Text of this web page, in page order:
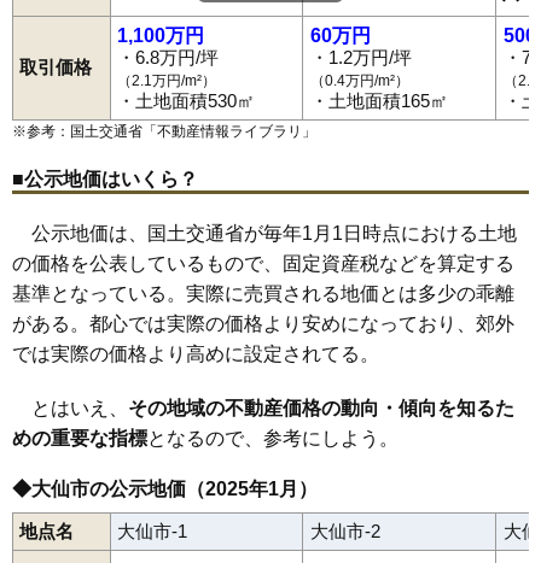
取引価格
1,100万円
・6.8万円/坪
（2.1万円/m²）
・土地面積530㎡
60万円
・1.2万円/坪
（0.4万円/m²）
・土地面積165㎡
500
・
（
・
※参考：国土交通省「不動産情報ライブラリ 」
■公示地価はいくら？
公示地価は、国土交通省が毎年1月1日時点における土地
の価格を公表しているもので、固定資産税などを算定する
基準となっている。実際に売買される地価とは多少の乖離
がある。都心では実際の価格より安めになっており、郊外
では実際の価格より高めに設定されてる。
とはいえ、 その地域の不動産価格の動向・傾向を知るた
めの重要な指標となるので、参考にしよう。
◆大仙市の公示地価（2025年1月）
地点名 大仙市-1 大仙市-2 大
大曲花園町大曲浜町大曲日の出町大曲福住町大曲福見町
大曲船場町大曲丸子町 大曲丸の内町大曲若葉町
角間川町
上鴬野刈和野川目 北楢岡木原田協和稲沢
協和小種
協和境協和船岡 強首幸町佐野町
高関上郷高梨土川寺館 戸蒔豊岡豊川長野
橋本花館花館上町花館中町東川福田福田町藤木富士見町
堀見内鑓見内 横堀四ツ屋若竹町和合
大曲駅神宮寺駅刈和野駅峰吉川駅羽後境駅羽後長野駅
羽後四ツ屋駅北大曲駅